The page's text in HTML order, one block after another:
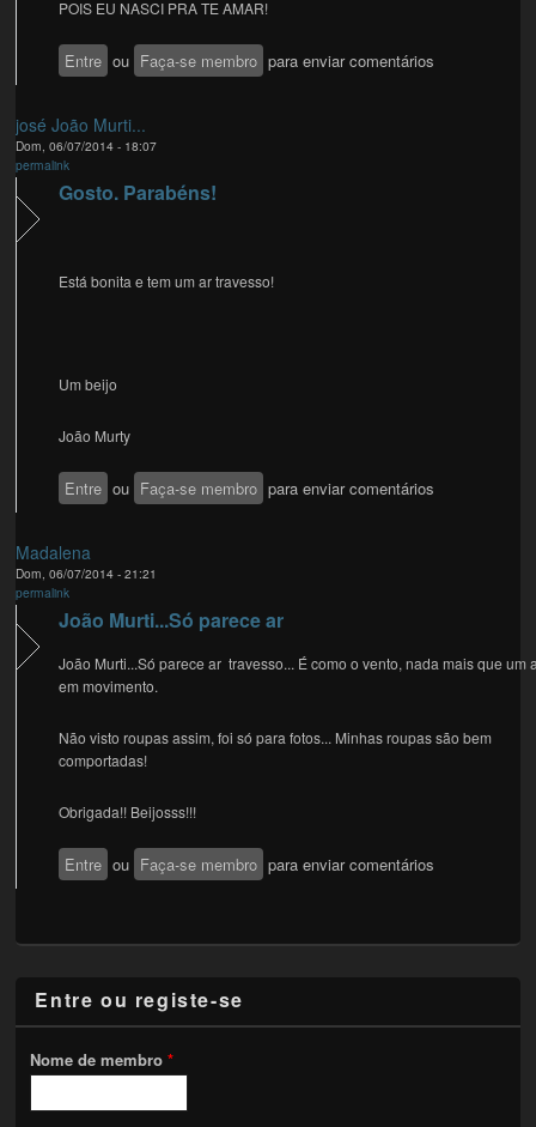
POIS EU NASCI PRA TE AMAR!
Entre ou Faça-se membro para enviar comentários
josé João Murti...
Dom, 06/07/2014 - 18:07
permalink
Gosto. Parabéns!
Está bonita e tem um ar travesso!
Um beijo
João Murty
Entre ou Faça-se membro para enviar comentários
Madalena
Dom, 06/07/2014 - 21:21
permalink
João Murti...Só parece ar
João Murti...Só parece ar travesso... É como o vento, nada mais que um
em movimento.
Não visto roupas assim, foi só para fotos... Minhas roupas são bem
comportadas!
Obrigada!! Beijosss!!!
Entre ou Faça-se membro para enviar comentários
Entre ou registe-se
Nome de membro*